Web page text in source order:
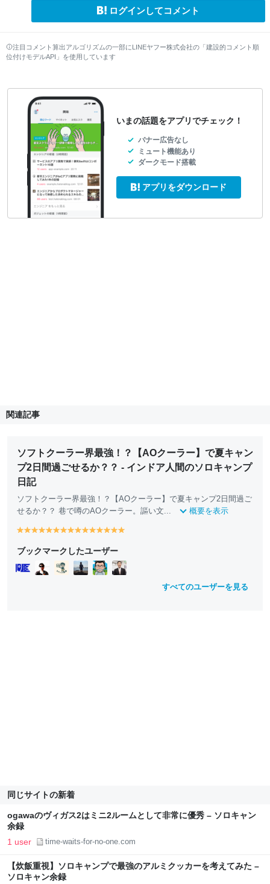
ログインしてコメント
注目コメント算出アルゴリズムの一部にLINEヤフー株式会社の「建設的コメント順
位付けモデルAPI」を使用しています
いまの話題をアプリでチェック！
バナー広告なし
ミュート機能あり
ダークモード搭載
アプリをダウンロード
関連記事
ソフトクーラー界最強！？【AOクーラー】で夏キャン
プ2日間過ごせるか？？ - インドア人間のソロキャンプ
日記
ソフトクーラー界最強！？【AOクーラー】で夏キャンプ2日間過ご
せるか？？ 巷で噂のAOクーラー。謳い文...
概要を表示
y
ll
o
y
ll
o
y
ll
w
y
ll
o
w
y
ll
o
w
y
ll
o
w
y
ll
o
w
y
ll
w
y
ll
o
w
y
ll
o
w
y
ll
o
w
y
ll
o
w
y
ll
o
w
y
ll
o
w
o
w
ブックマークしたユーザー
すべてのユーザーを見る
同じサイトの新着
ogawaのヴィガス2はミニ2ルームとして非常に優秀 – ソロキャン
余録
1 user time-waits-for-no-one.com
【炊飯重視】ソロキャンプで最強のアルミクッカーを考えてみた –
ソロキャン余録